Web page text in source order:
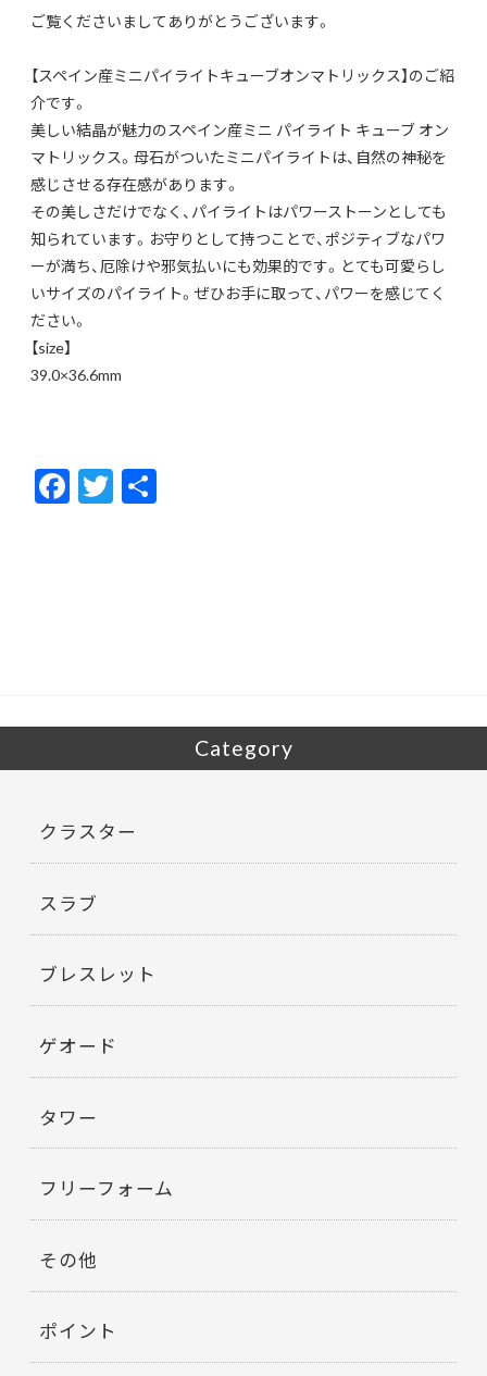
ご覧くださいましてありがとうございます。
【スペイン産ミニパイライトキューブオンマトリックス】のご紹
介です。
美しい結晶が魅力のスペイン産ミニ パイライト キューブ オン
マトリックス。母石がついたミニパイライトは、自然の神秘を
感じさせる存在感があります。
その美しさだけでなく、パイライトはパワーストーンとしても
知られています。お守りとして持つことで、ポジティブなパワ
ーが満ち、厄除けや邪気払いにも効果的です。とても可愛らし
いサイズのパイライト。ぜひお手に取って、パワーを感じてく
ださい。
【size】
39.0×36.6mm
F
ac
T
w
Category
クラスター
スラブ
ブレスレット
ゲオード
タワー
フリーフォーム
その他
ポイント